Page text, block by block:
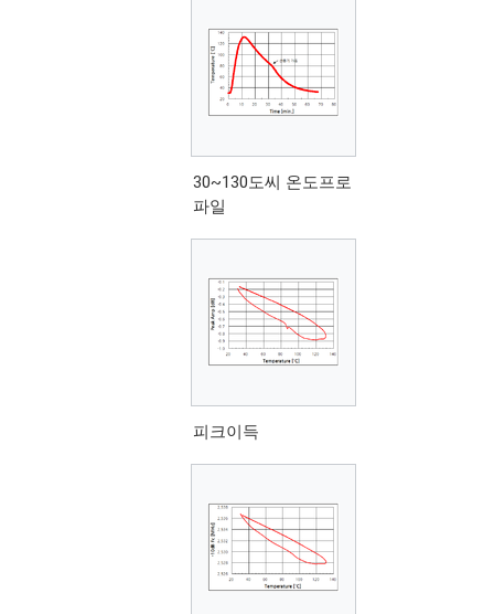
30~130도씨 온도프로
파일
피크이득